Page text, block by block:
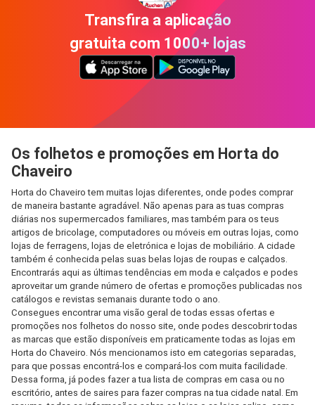
Transfira a aplicação
gratuita com 1000+ lojas
Os folhetos e promoções em Horta do
Chaveiro
Horta do Chaveiro tem muitas lojas diferentes, onde podes comprar
de maneira bastante agradável. Não apenas para as tuas compras
diárias nos supermercados familiares, mas também para os teus
artigos de bricolage, computadores ou móveis em outras lojas, como
lojas de ferragens, lojas de eletrónica e lojas de mobiliário. A cidade
também é conhecida pelas suas belas lojas de roupas e calçados.
Encontrarás aqui as últimas tendências em moda e calçados e podes
aproveitar um grande número de ofertas e promoções publicadas nos
catálogos e revistas semanais durante todo o ano.
Consegues encontrar uma visão geral de todas essas ofertas e
promoções nos folhetos do nosso site, onde podes descobrir todas
as marcas que estão disponíveis em praticamente todas as lojas em
Horta do Chaveiro. Nós mencionamos isto em categorias separadas,
para que possas encontrá-los e compará-los com muita facilidade.
Dessa forma, já podes fazer a tua lista de compras em casa ou no
escritório, antes de saires para fazer compras na tua cidade natal. Em